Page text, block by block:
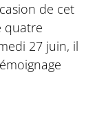
de cet
quatre
27 juin, il